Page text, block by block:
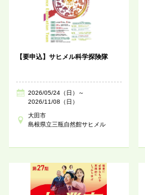
【要申込】サヒメル科学探険隊
2026/05/24（日）～
2026/11/08（日）
大田市
島根県立三瓶自然館サヒメル